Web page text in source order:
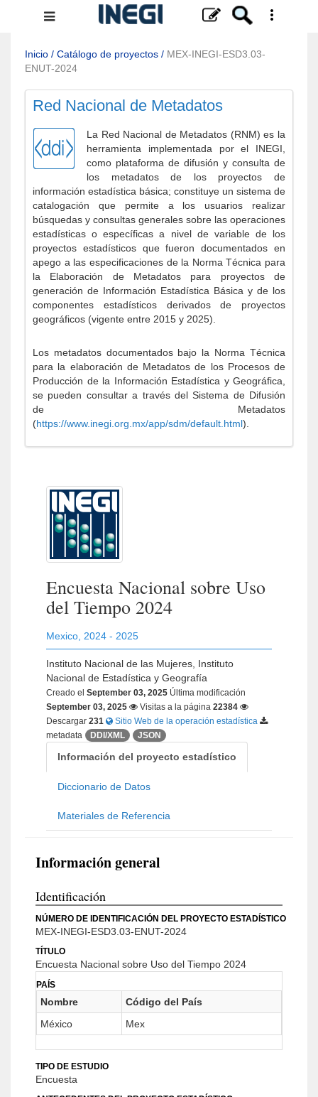
Menú
navegación
Inicio / Catálogo de proyectos / MEX-INEGI-ESD3.03-
ENUT-2024
Red Nacional de Metadatos
La Red Nacional de Metadatos (RNM) es la
herramienta implementada por el INEGI,
como plataforma de difusión y consulta de
los metadatos de los proyectos de
información estadística básica; constituye un sistema de
catalogación que permite a los usuarios realizar
búsquedas y consultas generales sobre las operaciones
estadísticas o específicas a nivel de variable de los
proyectos estadísticos que fueron documentados en
apego a las especificaciones de la Norma Técnica para
la Elaboración de Metadatos para proyectos de
generación de Información Estadística Básica y de los
componentes estadísticos derivados de proyectos
geográficos (vigente entre 2015 y 2025).
Los metadatos documentados bajo la Norma Técnica
para la elaboración de Metadatos de los Procesos de
Producción de la Información Estadística y Geográfica,
se pueden consultar a través del Sistema de Difusión
de Metadatos
(https://www.inegi.org.mx/app/sdm/default.html).
Encuesta Nacional sobre Uso
del Tiempo 2024
Mexico 2024 - 2025
Instituto Nacional de las Mujeres, Instituto
Nacional de Estadística y Geografía
Creado el September 03, 2025 Última modificación
September 03, 2025
Visitas a la página 22384
Descargar 231
Sitio Web de la operación estadística
metadata
DDI/XML JSON
Información del proyecto estadístico
Diccionario de Datos
Materiales de Referencia
Información general
Identificación
NÚMERO DE IDENTIFICACIÓN DEL PROYECTO ESTADÍSTICO
MEX-INEGI-ESD3.03-ENUT-2024
TÍTULO
Encuesta Nacional sobre Uso del Tiempo 2024
PAÍS
Nombre
Código del País
México
Mex
TIPO DE ESTUDIO
Encuesta